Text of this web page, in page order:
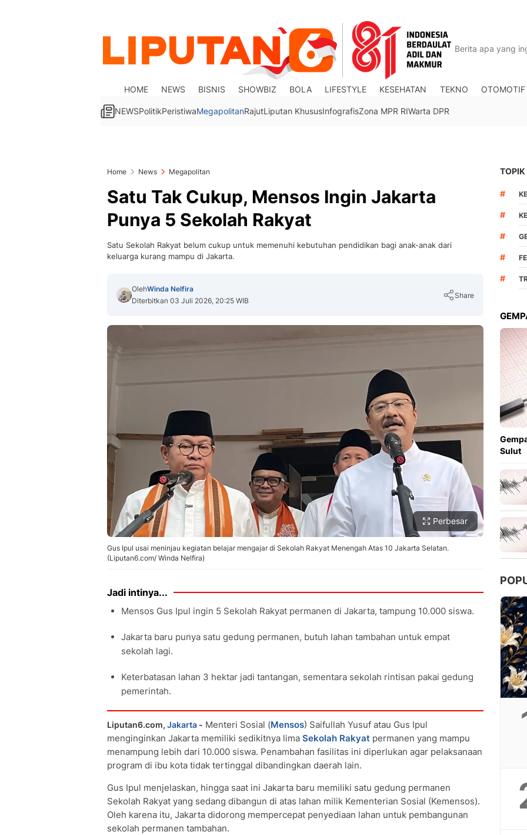
HOME NEWS BISNIS SHOWBIZ BOLA LIFESTYLE KESEHATAN TEKNO OTOMOTIF
NEWSPolitikPeristiwaMegapolitanRajutLiputan KhususInfografisZona MPR RIWarta DPR
Home News Megapolitan
Satu Tak Cukup, Mensos Ingin Jakarta
Punya 5 Sekolah Rakyat
Satu Sekolah Rakyat belum cukup untuk memenuhi kebutuhan pendidikan bagi anak-anak dari
keluarga kurang mampu di Jakarta.
OlehWinda Nelfira
Diterbitkan 03 Juli 2026, 20:25 WIB
Share
Perbesar
Gus Ipul usai meninjau kegiatan belajar mengajar di Sekolah Rakyat Menengah Atas 10 Jakarta Selatan.
(Liputan6.com/ Winda Nelfira)
Jadi intinya...
Mensos Gus Ipul ingin 5 Sekolah Rakyat permanen di Jakarta, tampung 10.000 siswa.
Jakarta baru punya satu gedung permanen, butuh lahan tambahan untuk empat
sekolah lagi.
Keterbatasan lahan 3 hektar jadi tantangan, sementara sekolah rintisan pakai gedung
pemerintah.
Liputan6.com, Jakarta - Menteri Sosial (Mensos) Saifullah Yusuf atau Gus Ipul
menginginkan Jakarta memiliki sedikitnya lima Sekolah Rakyat permanen yang mampu
menampung lebih dari 10.000 siswa. Penambahan fasilitas ini diperlukan agar pelaksanaan
program di ibu kota tidak tertinggal dibandingkan daerah lain.
Gus Ipul menjelaskan, hingga saat ini Jakarta baru memiliki satu gedung permanen
Sekolah Rakyat yang sedang dibangun di atas lahan milik Kementerian Sosial (Kemensos).
Oleh karena itu, Jakarta didorong mempercepat penyediaan lahan untuk pembangunan
sekolah permanen tambahan.
TOPIK
#
#
#
#
#
Sulut